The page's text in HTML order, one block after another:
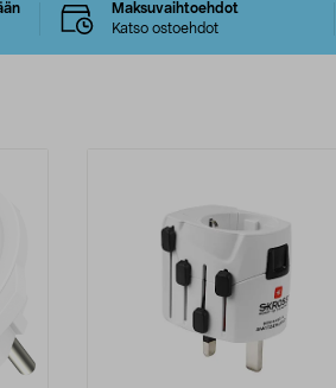
Maksuvaihtoehdot
Katso ostoehdot